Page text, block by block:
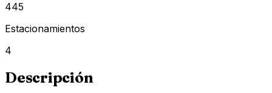
445
Estacionamientos
4
Descripción